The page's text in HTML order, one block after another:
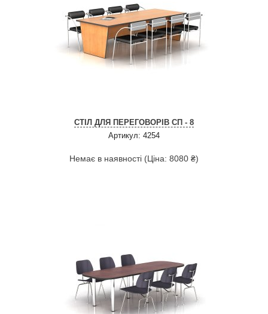
СТІЛ ДЛЯ ПЕРЕГОВОРІВ СП - 8
Артикул: 4254
Немає в наявності (Ціна: 8080 ₴)